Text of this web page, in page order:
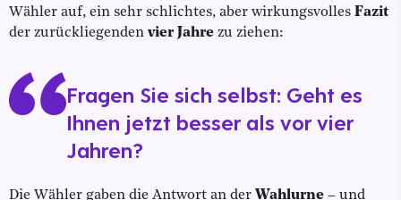
Wähler auf, ein sehr schlichtes, aber wirkungsvolles Fazit
der zurückliegenden vier Jahre zu ziehen:
Fragen Sie sich selbst: Geht es
Ihnen jetzt besser als vor vier
Jahren?
Die Wähler gaben die Antwort an der Wahlurne – und